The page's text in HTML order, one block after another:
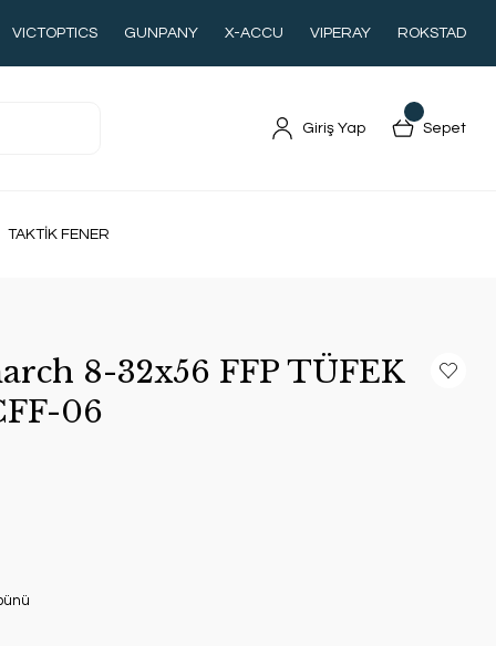
VICTOPTICS GUNPANY X-ACCU VIPERAY ROKSTAD
Giriş Yap Sepet
TAKTİK FENER
8-32x56 FFP TÜFEK
06